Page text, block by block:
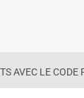
AVEC LE CODE